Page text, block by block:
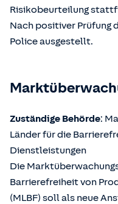
Risikobeurteilung
Nach positiver Prüfung
Police ausgestellt.
Zuständige Behörde:
Länder für die
Dienstleistungen
Die
Barrierefreiheit von
(MLBF) soll als neue